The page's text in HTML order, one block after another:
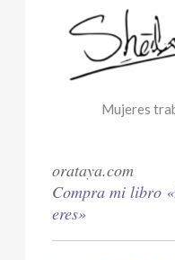
Mujeres
orataya.com
Compra mi libro
eres»